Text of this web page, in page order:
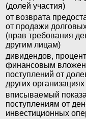
(долей участия)
от возврата
от продажи
(прав требования
другим лицам)
дивидендов,
финансовым
поступлений от
других организациях
вписываемый
поступлениям от
инвестиционных